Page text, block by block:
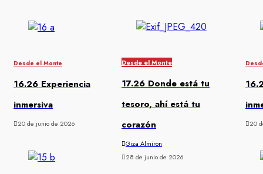
Desde el Monte
16.26 Experiencia
inmersiva
20 de junio de 2026
Desde el Monte
17.26 Donde está tu
tesoro, ahí está tu
corazón
Giza Almiron
28 de junio de 2026
20